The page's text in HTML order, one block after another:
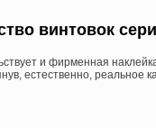
винтовок
и фирменная
естественно, реальное